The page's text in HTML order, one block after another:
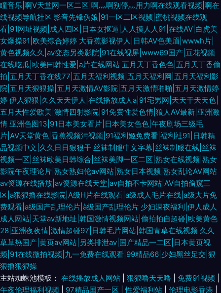
瞳音乐|啊V天堂网一区二区|啊灬啊别停灬用力啊在线观看视频|啊在
线视频导航社区 影音先锋伪娘|91一区二区视频|蜜桃视频在线观
看|91网址视频|成人四区|日本女抠逼|人人摸人人91|在线AⅤ|白虎美
女爆操91|欧美综合婷婷 大香蕉影视伊人|日韩AV色美眉|wwwh片|
黄色视频久久|av变态另类影院|91在线视屏|www69国产|豆花视频
在线吃瓜|欧美曰韩性爱|a片在线网站 五月天丁香色色|五月天丁香偷
拍|五月天丁香在线77|五月天福利视频|五月天福利网|五月天福利影
院|五月天狠狠操|五月天激情AV影院|五月天激情啪啪|五月天激情婷
婷 伊人狠狠|久久天天伊人|在线播放成人a|91宅男网|天天干天天色|
五月天性爱欧美|激情四射影院|91免费性爱色情|狼人AV最新|亚洲激
情 亚洲色图13|91日本美女看片|日本美女色色|午夜剧场三级毛
片|AV天堂黄色|香蕉视频污视频|91福利姬免费看|福利社91|日韩精
品视频中文|久久日日狠狠干 丝袜制服中文字幕|丝袜制服在线|丝袜
视频一区|丝袜欧美日韩综合|丝袜美脚一区二区|熟女在线视频|熟女
影院午夜理论片|熟女熟妇伦av网站|熟女日本视频|熟女乱论AⅤ网站
av资源在线播放|av资源在线天堂|av自拍不卡网站|AV自拍偷窥三
区|a狠狠撸在线影院|A级H片在线观看|a级成人毛片在线|a级大片免
费观看|a级国产乱理伦片|à级国产乱理伦片 少妇深夜福利|伊人成人
成人网站|天堂av新地址|韩国激情视频网站|偷拍拍自超碰|欧美黄色
28|亚洲夜夜情|激情超碰97|日韩毛片网站|韩国青草在线视频 久久
草草热国产|黄页av网站|另类排泄av|国产精品一二区|日本黄页视
频|91在线微拍视频|九一免费在线观看|99精品66|少妇黑丝足交|狠
狠撸狠狠操
主站蜘蛛池模板： 在线播放成人网站 狠狠噜天天噜 免费91视频
午夜伦理福利视频
97精品国产一区 |性爱福利站 伦理电影香港